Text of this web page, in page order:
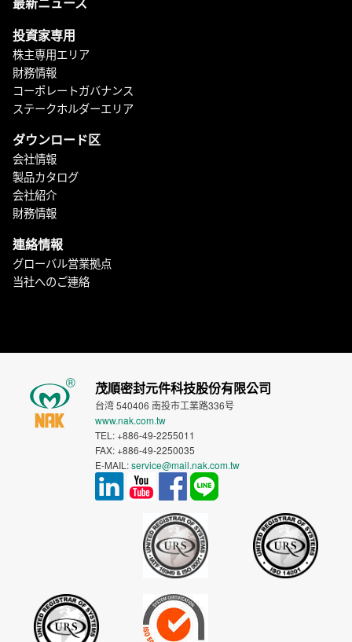
投資家専用
株主専用エリア
財務情報
コーポレートガバナンス
ステークホルダーエリア
ダウンロード区
会社情報
製品カタログ
会社紹介
財務情報
連絡情報
グローバル営業拠点
当社へのご連絡
茂順密封元件科技股份有限公司
台湾 540406 南投市工業路336号
www.nak.com.tw
TEL: +886-49-2255011
FAX: +886-49-2250035
E-MAIL:service@mail.nak.com.tw